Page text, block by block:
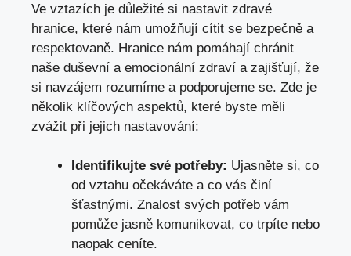
Ve vztazích je ⁤důležité​ si ⁤nastavit zdravé
hranice, které nám umožňují ​cítit se bezpečně a‌
respektovaně. Hranice nám pomáhají chránit
naše duševní a emocionální‍ zdraví a zajišťují, že
si navzájem⁤ rozumíme a podporujeme⁣ se. Zde je⁤
několik⁤ klíčových aspektů, které⁣ byste měli
zvážit při jejich‍ nastavování:
Identifikujte své potřeby: Ujasněte ⁢si, co
od vztahu očekáváte a co vás činí​
šťastnými. Znalost svých potřeb ⁤vám
⁢pomůže jasně komunikovat, ‍co ⁣trpíte nebo
naopak ceníte.